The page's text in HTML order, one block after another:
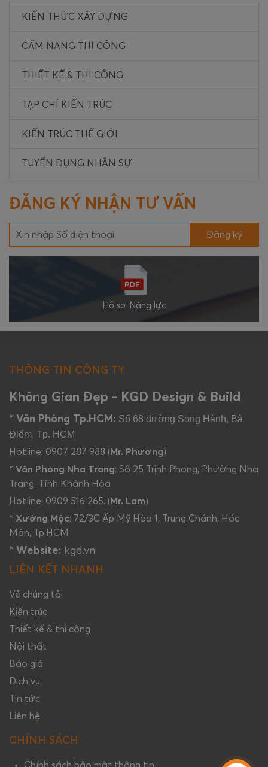
KIẾN THỨC XÂY DỰNG
CẨM NANG THI CÔNG
THIẾT KẾ & THI CÔNG
TẠP CHÍ KIẾN TRÚC
KIẾN TRÚC THẾ GIỚI
TUYỂN DỤNG NHÂN SỰ
ĐĂNG KÝ NHẬN TƯ VẤN
Đăng ký
Hồ sơ Năng lực
THÔNG TIN CÔNG TY
Không Gian Đẹp - KGD Design & Build
* Văn Phòng Tp.HCM: Số 68 đường Song Hành, Bà
Điểm, Tp. HCM
Hotline: 0907 287 988 ( Mr. Phương)
* Văn Phòng Nha Trang: Số 25 Trịnh Phong, Phường Nha
Trang, Tỉnh Khánh Hòa
Hotline: 0909 516 265. ( Mr. Lam)
* Xưởng Mộc: 72/3C Ấp Mỹ Hòa 1, Trung Chánh, Hóc
Môn, Tp.HCM
* Website: kgd.vn
LIÊN KẾT NHANH
Về chúng tôi
Kiến trúc
Thiết kế & thi công
Nội thất
Báo giá
Dịch vụ
Tin tức
Liên hệ
CHÍNH SÁCH